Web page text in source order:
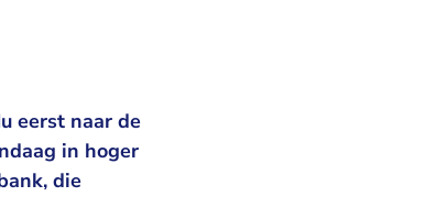
eerst naar de
in hoger
die